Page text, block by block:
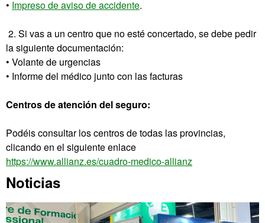
• Impreso de aviso de accidente.
2. Si vas a un centro que no esté concertado, se debe pedir
la siguiente documentación:
• Volante de urgencias
• Informe del médico junto con las facturas
Centros de atención del seguro:
Podéis consultar los centros de todas las provincias,
clicando en el siguiente enlace
https://www.allianz.es/cuadro-medico-allianz
Información
complementaria
Noticias